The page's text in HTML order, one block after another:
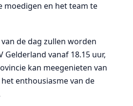
moedigen en het team te
de dag zullen worden
Gelderland vanaf 18.15 uur,
kan meegenieten van
enthousiasme van de